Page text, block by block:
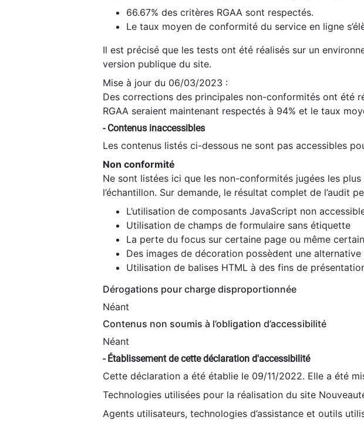
66.67% des critères RGAA sont respectés.
Le taux moyen de conformité du service en ligne
Il est précisé que les tests ont été réalisés sur un
version publique du site.
Mise à jour du 06/03/2023 :
Des corrections des principales non-conformités ont été
RGAA seraient maintenant respectés à 94% et le taux
- Contenus inaccessibles
Les contenus listés ci-dessous ne sont pas accessibles
Non conformité
Ne sont listées ici que les non-conformités jugées les
l’échantillon. Sur demande, le résultat complet de l’audit
L’utilisation de composants JavaScript non
Utilisation de champs de formulaire sans étiquette
La perte du focus sur certaine page ou même
Des images de décoration possèdent une alternative
Utilisation de balises HTML à des fins de
Dérogations pour charge disproportionnée
Néant
Contenus non soumis à l’obligation d’accessibilité
Néant
- Établissement de cette déclaration d'accessibilité
Cette déclaration a été établie le 09/11/2022. Elle a été
Technologies utilisées pour la réalisation du site
Agents utilisateurs, technologies d’assistance et outils